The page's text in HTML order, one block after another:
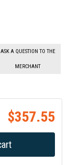
ASK A QUESTION TO THE
MERCHANT
$357.55